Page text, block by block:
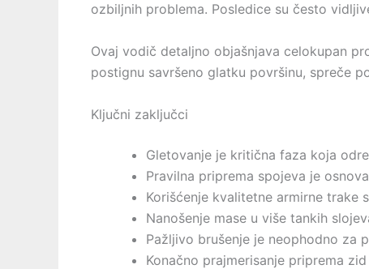
ozbiljnih problema. Posledice su često
Ovaj vodič detaljno objašnjava celokupan
postignu savršeno glatku površinu, spreče
Ključni zaključci
Gletovanje je kritična faza koja
Pravilna priprema spojeva je
Korišćenje kvalitetne armirne trake
Nanošenje mase u više tankih
Pažljivo brušenje je neophodno za
Konačno prajmerisanje priprema